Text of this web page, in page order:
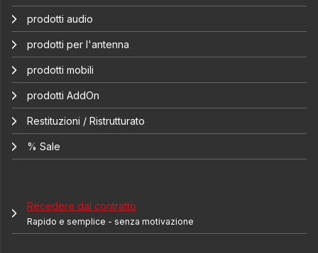
prodotti audio
prodotti per l'antenna
prodotti mobili
prodotti AddOn
Restituzioni / Ristrutturato
% Sale
Recedere dal contratto
Rapido e semplice - senza motivazione